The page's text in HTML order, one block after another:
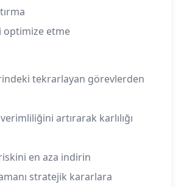
optimize etme
tekrarlayan görevlerden
artırarak karlılığı
en aza indirin
stratejik kararlara